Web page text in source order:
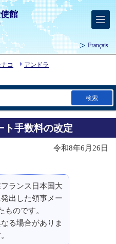
館
Français
コ
アンドラ
検索
ト手数料の改定
令和8年6月26日
ランス日本国大
出した領事メー
ものです。
る場合がありま